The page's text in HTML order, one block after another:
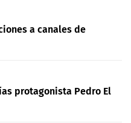
a canales de
protagonista Pedro El